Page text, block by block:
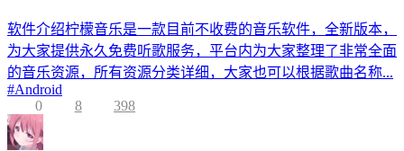
软件介绍柠檬音乐是一款目前不收费的音乐软件，全新版本，
为大家提供永久免费听歌服务，平台内为大家整理了非常全面
的音乐资源，所有资源分类详细，大家也可以根据歌曲名称...
#Android
0
8 398